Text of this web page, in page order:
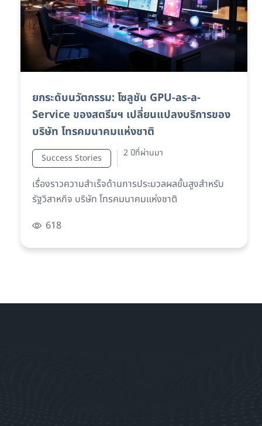
ยกระดับนวัตกรรม: โซลูชัน GPU-as-a-
Service ของสตรีมฯ เปลี่ยนแปลงบริการของ
บริษัท โทรคมนาคมแห่งชาติ
Success Stories 2 ปีที่ผ่านมา
เรื่องราวความสำเร็จด้านการประมวลผลขั้นสูงสำหรับ
รัฐวิสาหกิจ บริษัท โทรคมนาคมแห่งชาติ
618